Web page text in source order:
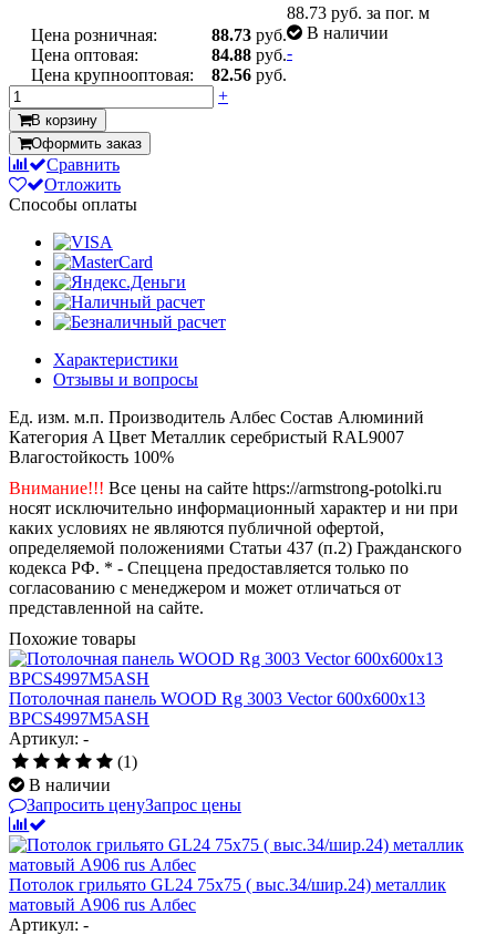
Цена розничная: 88.73 руб.
Цена оптовая:
84.88 руб.
Цена крупнооптовая:
82.56 руб.
88.73 руб. за пог. м
В наличии
-
+
В корзину
Оформить заказ
Сравнить
Отложить
Способы оплаты
Характеристики
Отзывы и вопросы
Ед. изм. м.п. Производитель Албес Состав Алюминий
Категория A Цвет Металлик серебристый RAL9007
Влагостойкость 100%
Внимание!!! Все цены на сайте https://armstrong-potolki.ru
носят исключительно информационный характер и ни при
каких условиях не являются публичной офертой,
определяемой положениями Статьи 437 (п.2) Гражданского
кодекса РФ. * - Спеццена предоставляется только по
согласованию с менеджером и может отличаться от
представленной на сайте.
Похожие товары
Потолочная панель WOOD Rg 3003 Vector 600x600x13
BPCS4997M5ASH
Артикул: -
(1)
В наличии
Запросить ценуЗапрос цены
Потолок грильято GL24 75х75 ( выс.34/шир.24) металлик
матовый А906 rus Албес
Артикул: -